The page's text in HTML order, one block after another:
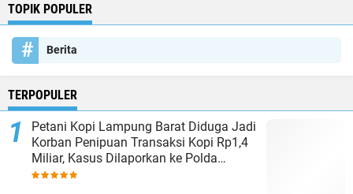
TOPIK POPULER
Berita
TERPOPULER
Petani Kopi Lampung Barat Diduga Jadi
Korban Penipuan Transaksi Kopi Rp1,4
Miliar, Kasus Dilaporkan ke Polda
Lampung